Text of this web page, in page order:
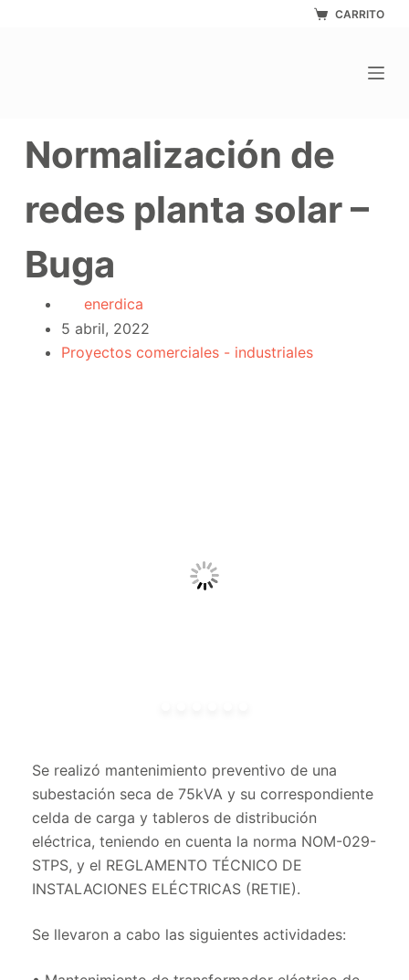
CARRITO
Normalización de
redes planta solar –
Buga
enerdica
5 abril, 2022
Proyectos comerciales - industriales
Se realizó mantenimiento preventivo de una
subestación seca de 75kVA y su correspondiente
celda de carga y tableros de distribución
eléctrica, teniendo en cuenta la norma NOM-029-
STPS, y el REGLAMENTO TÉCNICO DE
INSTALACIONES ELÉCTRICAS (RETIE).
Se llevaron a cabo las siguientes actividades: